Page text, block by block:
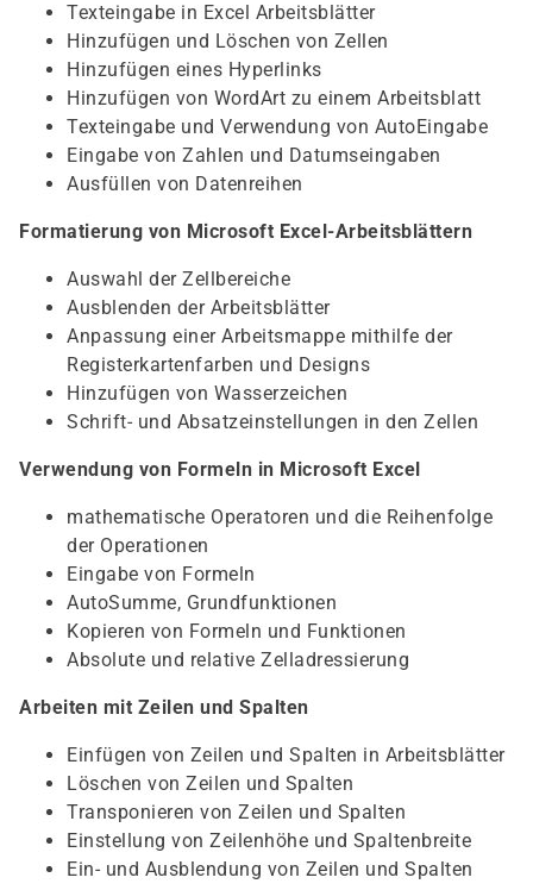
Texteingabe in Excel Arbeitsblätter
Hinzufügen und Löschen von Zellen
Hinzufügen eines Hyperlinks
Hinzufügen von WordArt zu einem Arbeitsblatt
Texteingabe und Verwendung von AutoEingabe
Eingabe von Zahlen und Datumseingaben
Ausfüllen von Datenreihen
Formatierung von Microsoft Excel-Arbeitsblättern
Auswahl der Zellbereiche
Ausblenden der Arbeitsblätter
Anpassung einer Arbeitsmappe mithilfe der
Registerkartenfarben und Designs
Hinzufügen von Wasserzeichen
Schrift- und Absatzeinstellungen in den Zellen
Verwendung von Formeln in Microsoft Excel
mathematische Operatoren und die Reihenfolge
der Operationen
Eingabe von Formeln
AutoSumme, Grundfunktionen
Kopieren von Formeln und Funktionen
Absolute und relative Zelladressierung
Arbeiten mit Zeilen und Spalten
Einfügen von Zeilen und Spalten in Arbeitsblätter
Löschen von Zeilen und Spalten
Transponieren von Zeilen und Spalten
Einstellung von Zeilenhöhe und Spaltenbreite
Ein- und Ausblendung von Zeilen und Spalten